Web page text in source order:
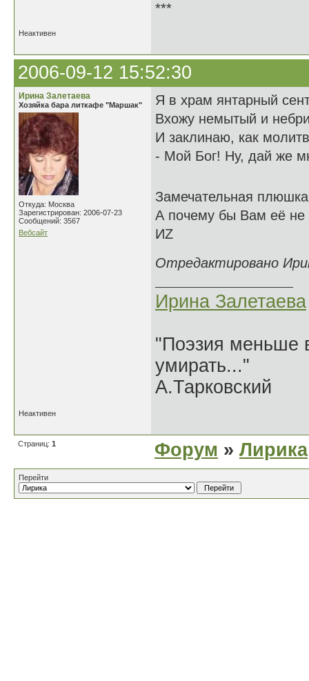
***
Неактивен
2006-09-12 15:52:30
Ирина Залетаева
Хозяйка бара литкафе "Маршак"
Откуда: Москва
Зарегистрирован: 2006-07-23
Сообщений: 3567
Вебсайт
Я в храм янтарный
Вхожу немытый и
И заклинаю, как
- Мой Бог! Ну, дай же
Замечательная
А почему бы Вам её не
ИZ
Отредактировано
Ирина Залетаева
"Поэзия меньше
умирать..."
А.Тарковский
Неактивен
Страниц: 1 Форум » Лирика
Перейти